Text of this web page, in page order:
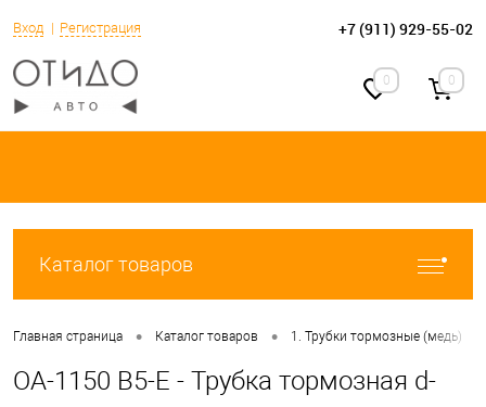
Вход Регистрация +7 (911) 929-55-02
0 0
Каталог товаров
Главная страница • Каталог товаров • 1. Трубки тормозные (медь)
OA-1150 B5-E - Трубка тормозная d-